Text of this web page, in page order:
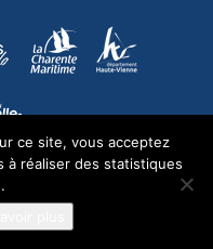
- réalisation :
ce site, vous acceptez
à réaliser des statistiques